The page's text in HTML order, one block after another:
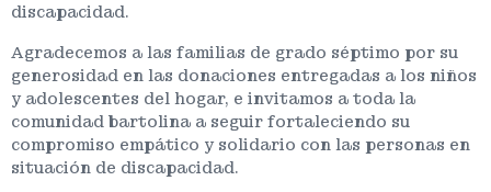
discapacidad.
Agradecemos a las familias de grado séptimo por su
generosidad en las donaciones entregadas a los niños
y adolescentes del hogar, e invitamos a toda la
comunidad bartolina a seguir fortaleciendo su
compromiso empático y solidario con las personas en
situación de discapacidad.